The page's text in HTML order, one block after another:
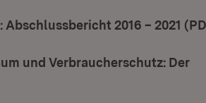
2016 – 2021
und Verbraucherschutz: Der